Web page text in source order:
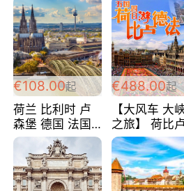
€108.00起
荷兰 比利时 卢
森堡 德国 法国
超爽玩遍西欧 循
环线 全程四星宾
馆 108欧/人/天
€488.00起
【大风车 大
之旅】 荷比
法 巴黎上下
典五国四日游
488欧/人